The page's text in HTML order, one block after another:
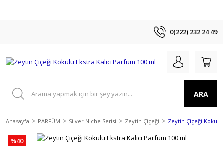
0(222) 232 24 49
ARA
Anasayfa PARFÜM Silver Niche Serisi Zeytin Çiçeği Zeytin Çiçeği Kokulu
%40